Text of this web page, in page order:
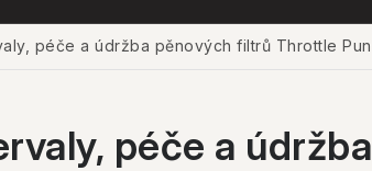
péče a údržba pěnových filtrů Throttle
péče a